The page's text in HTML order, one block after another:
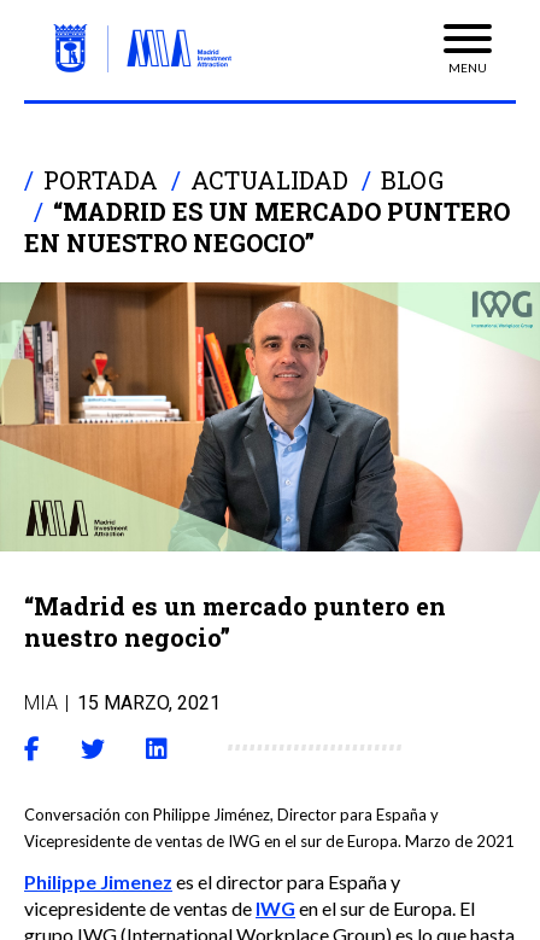
MENU
PORTADA ACTUALIDAD
BLOG
“MADRID ES UN MERCADO PUNTERO
EN NUESTRO NEGOCIO”
“Madrid es un mercado puntero en
nuestro negocio”
MIA | 15 MARZO, 2021
Conversación con Philippe Jiménez, Director para España y
Vicepresidente de ventas de IWG en el sur de Europa. Marzo de 2021
Philippe Jimenez es el director para España y
vicepresidente de ventas de IWG en el sur de Europa. El
grupo IWG (International Workplace Group) es lo que hasta